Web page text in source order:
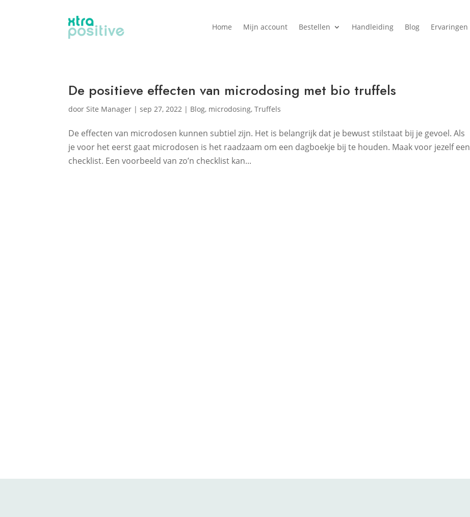
Home Mijn account Bestellen Handleiding Blog Ervaringen
De positieve effecten van microdosing met bio truffels
doorSite Manager |sep 27, 2022 | Blog, microdosing,Truffels
De effecten van microdosen kunnen subtiel zijn. Het is belangrijk dat je bewust stilstaat bij je gevoel. Als
je voor het eerst gaat microdosen is het raadzaam om een dagboekje bij te houden. Maak voor jezelf een
checklist. Een voorbeeld van zo’n checklist kan...